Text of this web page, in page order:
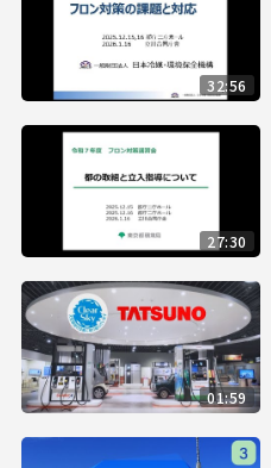
32:56
27:30
01:59